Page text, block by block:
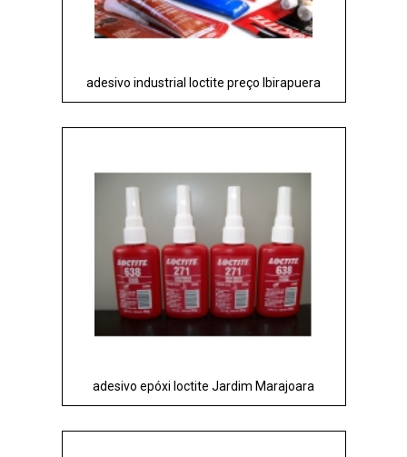
adesivo industrial loctite preço Ibirapuera
adesivo epóxi loctite Jardim Marajoara